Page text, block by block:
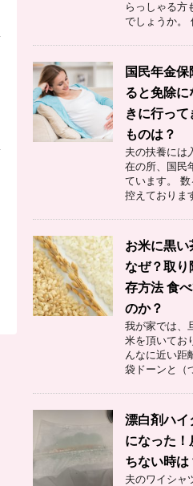
らっしゃる方
でしょうか。
国民年金
ると免除に
きに行っ
ものは？
夫の扶養には
在の所、国民
ています。
控えておりま
お米に黒い
なぜ？取り
存方法 食
のか？
我が家では、
米を頂いてお
んなに近い距
袋ドーンと（
漂白剤ハイ
になった！
ちない時は
夫のワイシャ